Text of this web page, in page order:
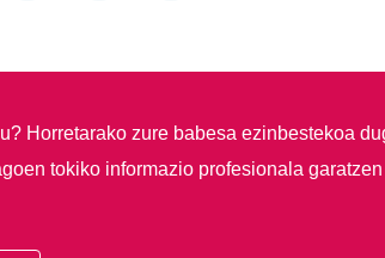
Horretarako zure babesa ezinbestekoa
tokiko informazio profesionala garatzen